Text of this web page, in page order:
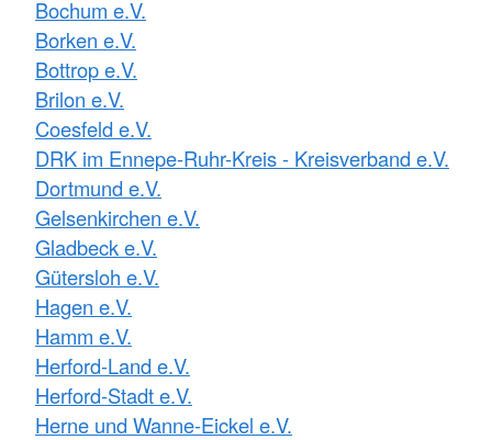
Bochum e.V.
Borken e.V.
Bottrop e.V.
Brilon e.V.
Coesfeld e.V.
DRK im Ennepe-Ruhr-Kreis - Kreisverband e.V.
Dortmund e.V.
Gelsenkirchen e.V.
Gladbeck e.V.
Gütersloh e.V.
Hagen e.V.
Hamm e.V.
Herford-Land e.V.
Herford-Stadt e.V.
Herne und Wanne-Eickel e.V.